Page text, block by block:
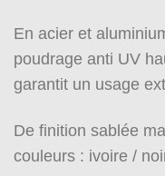
En acier et
poudrage anti UV
garantit un usage
De finition sablée
couleurs : ivoire /